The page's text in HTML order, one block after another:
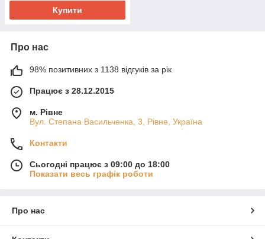
Купити
Про нас
98% позитивних з 1138 відгуків за рік
Працює з 28.12.2015
м. Рівне
Вул. Степана Васильченка, 3, Рівне, Україна
Контакти
Сьогодні працює з 09:00 до 18:00
Показати весь графік роботи
Про нас